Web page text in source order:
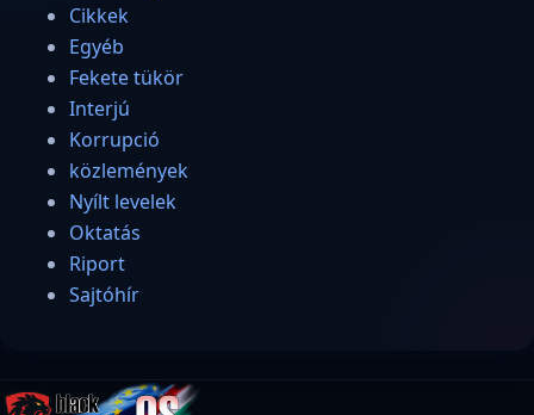
Cikkek
Egyéb
Fekete tükör
Interjú
Korrupció
közlemények
Nyílt levelek
Oktatás
Riport
Sajtóhír